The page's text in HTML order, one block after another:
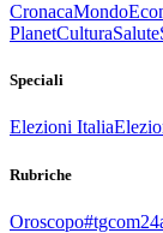
CronacaMondo
PlanetCulturaSalute
Speciali
Elezioni Italia
Rubriche
Oroscopo